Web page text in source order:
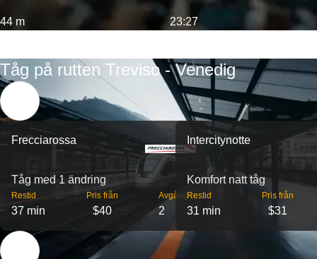
44 m 23:27
Tåg på rutten Treviso - Venedig
Frecciarossa
Tåg med 1 ändring
Restid
37 min
Pris från
$40
Avgångar
2
Intercitynotte
Komfort natt tåg
Restid
31 min
Pris från
$31